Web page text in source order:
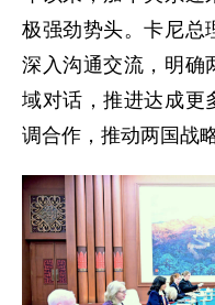
极强劲势头。卡尼总
深入沟通交流，明确
域对话，推进达成更
调合作，推动两国战